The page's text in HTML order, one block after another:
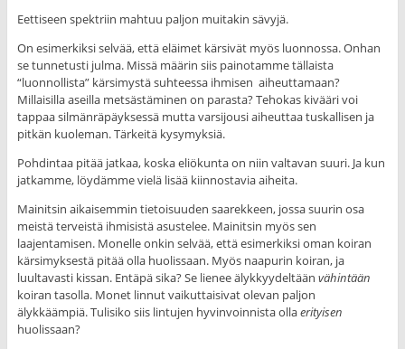
Eettiseen spektriin mahtuu paljon muitakin sävyjä.
On esimerkiksi selvää, että eläimet kärsivät myös luonnossa. Onhan
se tunnetusti julma. Missä määrin siis painotamme tällaista
“luonnollista” kärsimystä suhteessa ihmisen aiheuttamaan?
Millaisilla aseilla metsästäminen on parasta? Tehokas kivääri voi
tappaa silmänräpäyksessä mutta varsijousi aiheuttaa tuskallisen ja
pitkän kuoleman. Tärkeitä kysymyksiä.
Pohdintaa pitää jatkaa, koska eliökunta on niin valtavan suuri. Ja kun
jatkamme, löydämme vielä lisää kiinnostavia aiheita.
Mainitsin aikaisemmin tietoisuuden saarekkeen, jossa suurin osa
meistä terveistä ihmisistä asustelee. Mainitsin myös sen
laajentamisen. Monelle onkin selvää, että esimerkiksi oman koiran
kärsimyksestä pitää olla huolissaan. Myös naapurin koiran, ja
luultavasti kissan. Entäpä sika? Se lienee älykkyydeltään vähintään
koiran tasolla. Monet linnut vaikuttaisivat olevan paljon
älykkäämpiä. Tulisiko siis lintujen hyvinvoinnista ollaerityisen
huolissaan?